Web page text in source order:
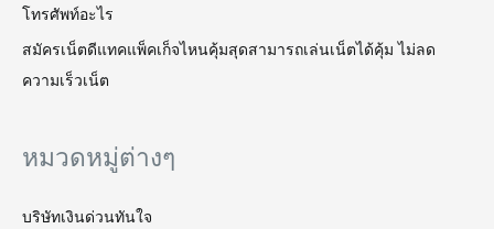
โทรศัพท์อะไร
สมัคร​เน็ต​ดี​แทคแพ็คเก็จไหนคุ้มสุดสามารถเล่นเน็ตได้คุ้ม ไม่ลด
ความเร็วเน็ต
หมวดหมู่ต่างๆ
บริษัทเงินด่วนทันใจ